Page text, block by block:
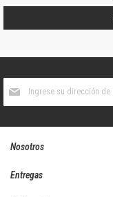
boletín
Nosotros
Entregas